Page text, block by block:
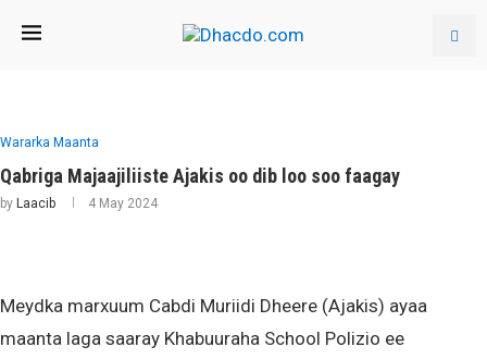
Wararka Maanta
Qabriga Majaajiliiste Ajakis oo dib loo soo faagay
by Laacib 4 May 2024
Meydka marxuum Cabdi Muriidi Dheere (Ajakis) ayaa
maanta laga saaray Khabuuraha School Polizio ee